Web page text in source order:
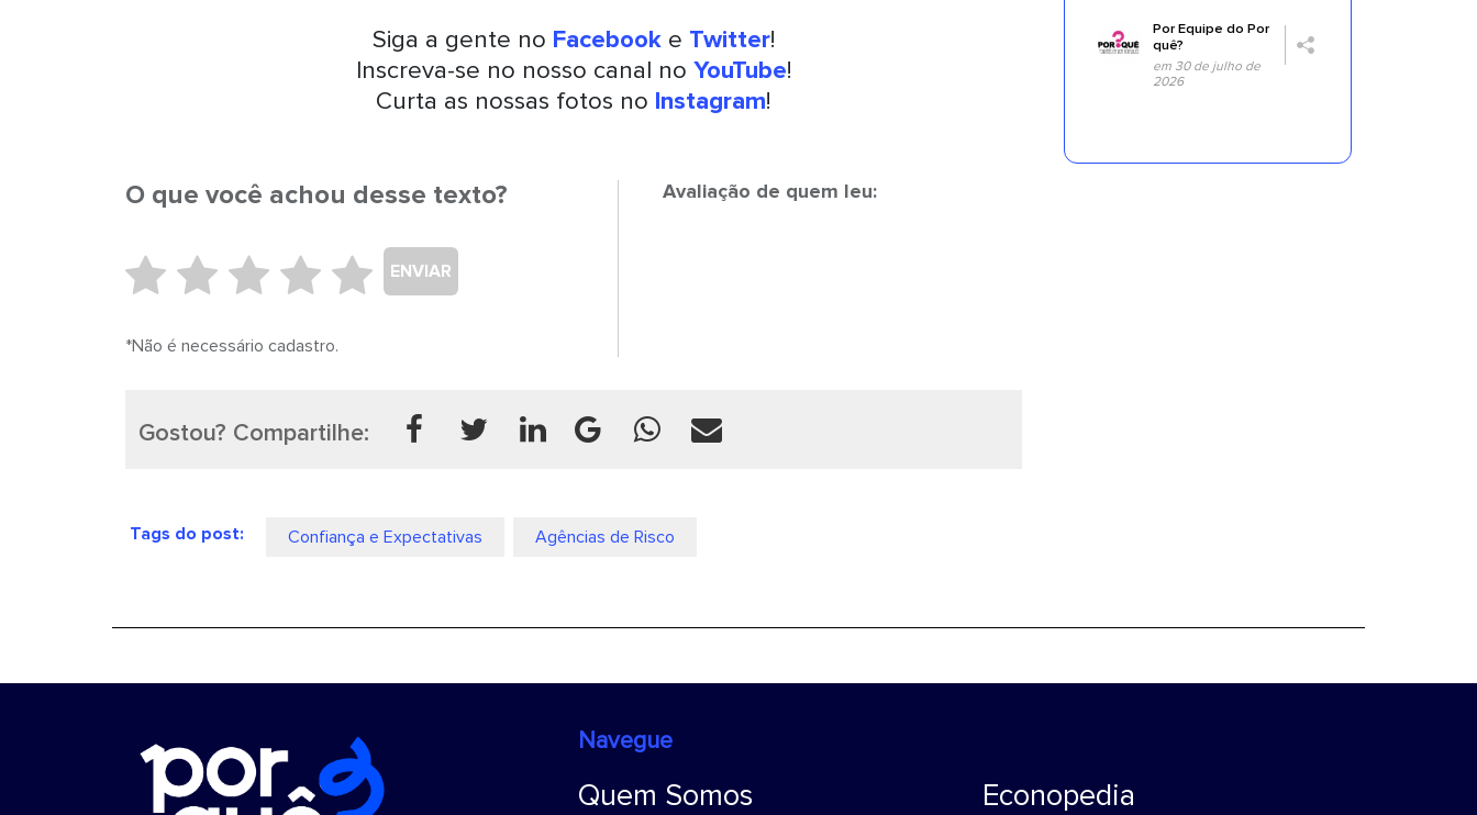
Siga a gente no Facebooke Twitter!
Inscreva-se no nosso canal no YouTube!
Curta as nossas fotos no Instagram!
O que você achou desse texto?
ENVIAR
*Não é necessário cadastro.
Avaliação de quem leu:
Gostou? Compartilhe:
Tags do post: Confiança e Expectativas Agências de Risco
PorEquipe do Por
quê?
em 30 de julho de
2026
Navegue
Quem Somos
Econopedia